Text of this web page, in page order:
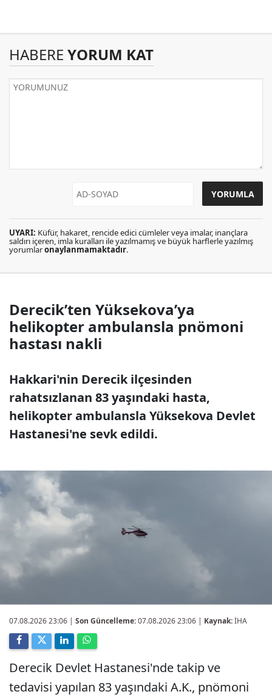
HABERE YORUM KAT
UYARI: Küfür, hakaret, rencide edici cümleler veya imalar, inançlara
saldırı içeren, imla kuralları ile yazılmamış ve büyük harflerle yazılmış
yorumlaronaylanmamaktadır.
Derecik’ten Yüksekova’ya
helikopter ambulansla pnömoni
hastası nakli
Hakkari'nin Derecik ilçesinden
rahatsızlanan 83 yaşındaki hasta,
helikopter ambulansla Yüksekova Devlet
Hastanesi'ne sevk edildi.
07.08.2026 23:06 | Son Güncelleme:07.08.2026 23:06 | Kaynak:İHA
Derecik Devlet Hastanesi'nde takip ve
tedavisi yapılan 83 yaşındaki A.K., pnömoni